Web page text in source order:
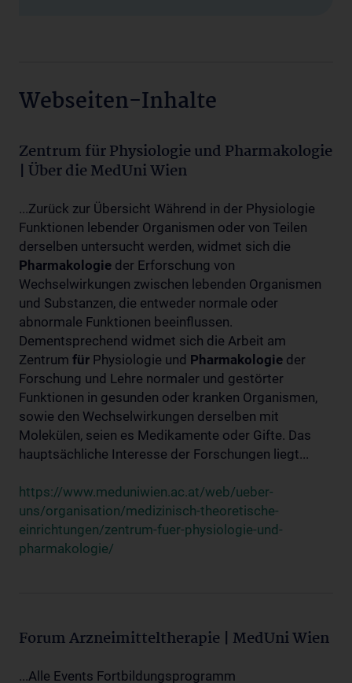
Webseiten-Inhalte
Zentrum für Physiologie und Pharmakologie
| Über die MedUni Wien
...Zurück zur Übersicht Während in der Physiologie
Funktionen lebender Organismen oder von Teilen
derselben untersucht werden, widmet sich die
Pharmakologie der Erforschung von
Wechselwirkungen zwischen lebenden Organismen
und Substanzen, die entweder normale oder
abnormale Funktionen beeinflussen.
Dementsprechend widmet sich die Arbeit am
Zentrum für Physiologie und Pharmakologie der
Forschung und Lehre normaler und gestörter
Funktionen in gesunden oder kranken Organismen,
sowie den Wechselwirkungen derselben mit
Molekülen, seien es Medikamente oder Gifte. Das
hauptsächliche Interesse der Forschungen liegt...
https://www.meduniwien.ac.at/web/ueber-
uns/organisation/medizinisch-theoretische-
einrichtungen/zentrum-fuer-physiologie-und-
pharmakologie/
Forum Arzneimitteltherapie | MedUni Wien
...Alle Events Fortbildungsprogramm